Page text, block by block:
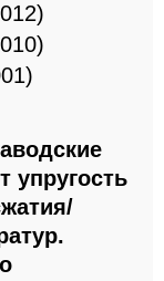
упругость